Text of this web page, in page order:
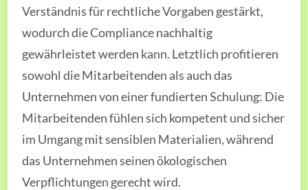
Verständnis für rechtliche Vorgaben gestärkt,
wodurch die Compliance nachhaltig
gewährleistet werden kann. Letztlich profitieren
sowohl die Mitarbeitenden als auch das
Unternehmen von einer fundierten Schulung: Die
Mitarbeitenden fühlen sich kompetent und sicher
im Umgang mit sensiblen Materialien, während
das Unternehmen seinen ökologischen
Verpflichtungen gerecht wird.